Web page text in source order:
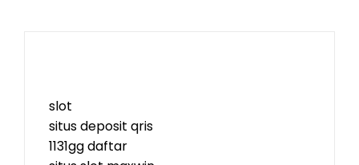
slot
situs deposit qris
1131gg daftar